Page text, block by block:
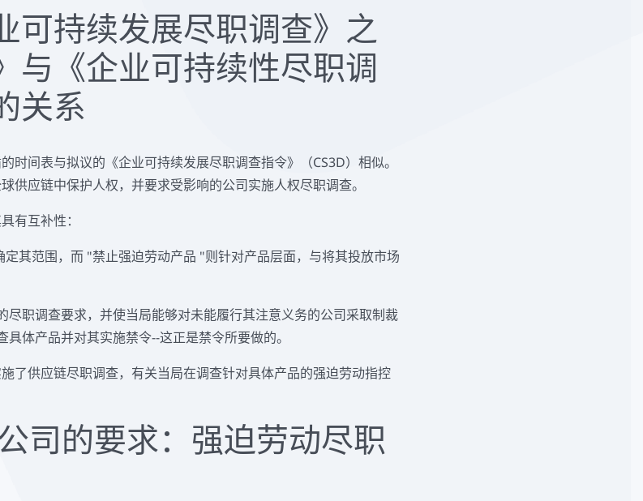
可持续发展尽职调查》之
与《企业可持续性尽职调
关系
时间表与拟议的《企业可持续发展尽职调查指令》（CS3D）相似。
供应链中保护人权，并要求受影响的公司实施人权尽职调查。
有互补性：
定其范围，而 "禁止强迫劳动产品 "则针对产品层面，与将其投放市场
尽职调查要求，并使当局能够对未能履行其注意义务的公司采取制裁
体产品并对其实施禁令--这正是禁令所要做的。
了供应链尽职调查，有关当局在调查针对具体产品的强迫劳动指控
司的要求：强迫劳动尽职